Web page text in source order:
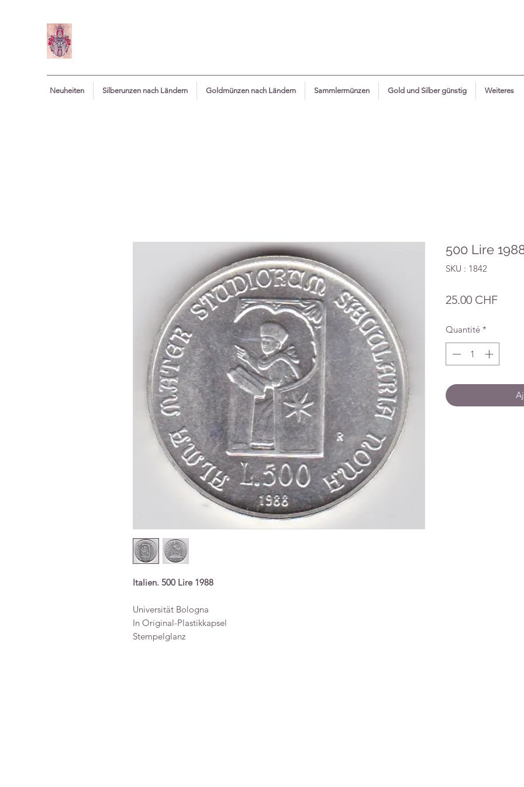
Neuheiten Silberunzen nach Ländern Goldmünzen nach Ländern Sammlermünzen Gold und Silber günstig Weiteres
Italien. 500 Lire 1988
Universität Bologna
In Original-Plastikkapsel
Stempelglanz
500 Lire
SKU : 1842
25.00 CHFPrix
Quantité *